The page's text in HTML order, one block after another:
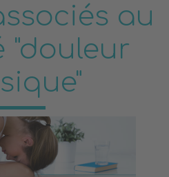
au
"douleur